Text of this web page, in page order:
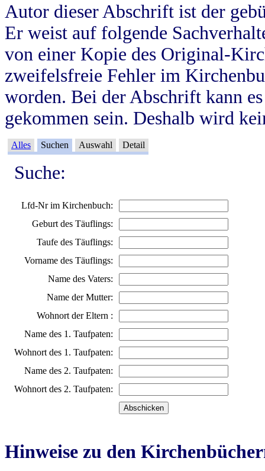
Autor dieser Abschrift ist der
Er weist auf folgende
von einer Kopie des Original-
zweifelsfreie Fehler im
worden. Bei der Abschrift kann
gekommen sein. Deshalb wird
Alles Suchen Auswahl Detail
Suche:
Lfd-Nr im Kirchenbuch:
Geburt des Täuflings:
Taufe des Täuflings:
Vorname des Täuflings:
Name des Vaters:
Name der Mutter:
Wohnort der Eltern :
Name des 1. Taufpaten:
Wohnort des 1. Taufpaten:
Name des 2. Taufpaten:
Wohnort des 2. Taufpaten:
Hinweise zu den